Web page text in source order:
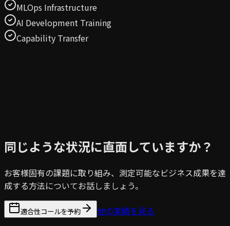
MLOps Infrastructure
AI Development Training
Capability Transfer
同じような状況に直面していますか？
お客様固有の課題に取り組み、測定可能なビジネス成果を達
成する方法についてお話しましょう。
適合性コールを予約 他の実績を見る